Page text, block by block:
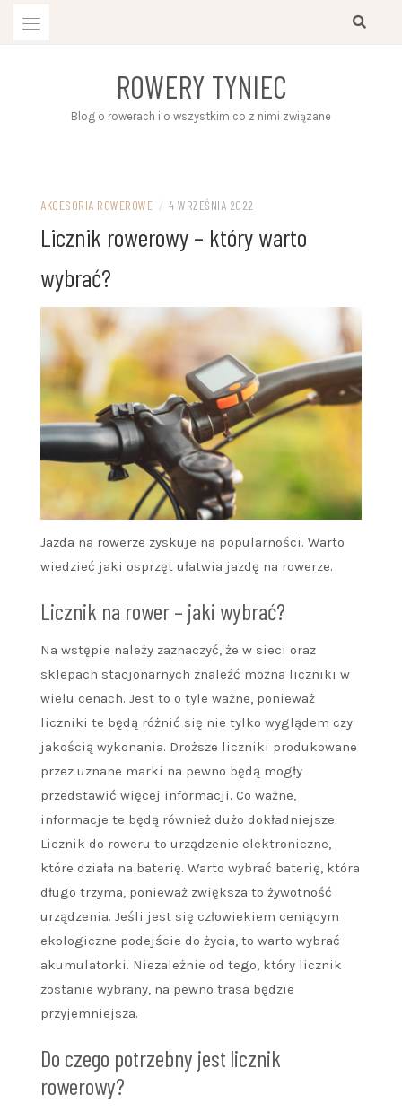
ROWERY TYNIEC
Blog o rowerach i o wszystkim co z nimi związane
AKCESORIA ROWEROWE / 4 WRZEŚNIA 2022
Licznik rowerowy – który warto
wybrać?
Jazda na rowerze zyskuje na popularności. Warto
wiedzieć jaki osprzęt ułatwia jazdę na rowerze.
Licznik na rower – jaki wybrać?
Na wstępie należy zaznaczyć, że w sieci oraz
sklepach stacjonarnych znaleźć można liczniki w
wielu cenach. Jest to o tyle ważne, ponieważ
liczniki te będą różnić się nie tylko wyglądem czy
jakością wykonania. Droższe liczniki produkowane
przez uznane marki na pewno będą mogły
przedstawić więcej informacji. Co ważne,
informacje te będą również dużo dokładniejsze.
Licznik do roweru to urządzenie elektroniczne,
które działa na baterię. Warto wybrać baterię, która
długo trzyma, ponieważ zwiększa to żywotność
urządzenia. Jeśli jest się człowiekiem ceniącym
ekologiczne podejście do życia, to warto wybrać
akumulatorki. Niezależnie od tego, który licznik
zostanie wybrany, na pewno trasa będzie
przyjemniejsza.
Do czego potrzebny jest licznik
rowerowy?